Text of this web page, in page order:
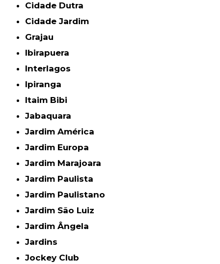
Cidade Dutra
Cidade Jardim
Grajau
Ibirapuera
Interlagos
Ipiranga
Itaim Bibi
Jabaquara
Jardim América
Jardim Europa
Jardim Marajoara
Jardim Paulista
Jardim Paulistano
Jardim São Luiz
Jardim Ângela
Jardins
Jockey Club